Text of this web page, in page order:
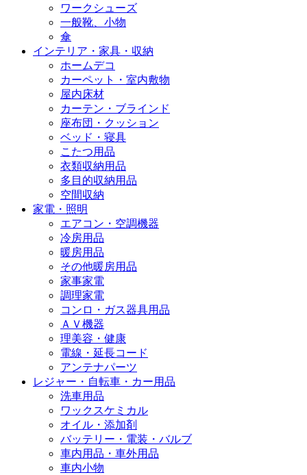
ワークシューズ
一般靴、小物
傘
インテリア・家具・収納
ホームデコ
カーペット・室内敷物
屋内床材
カーテン・ブラインド
座布団・クッション
ベッド・寝具
こたつ用品
衣類収納用品
多目的収納用品
空間収納
家電・照明
エアコン・空調機器
冷房用品
暖房用品
その他暖房用品
家事家電
調理家電
コンロ・ガス器具用品
ＡＶ機器
理美容・健康
電線・延長コード
アンテナパーツ
レジャー・自転車・カー用品
洗車用品
ワックスケミカル
オイル・添加剤
バッテリー・電装・バルブ
車内用品・車外用品
車内小物